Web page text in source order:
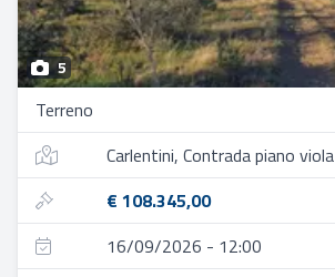
5
Terreno
Carlentini, Contrada piano viola
€ 108.345,00
16/09/2026 - 12:00